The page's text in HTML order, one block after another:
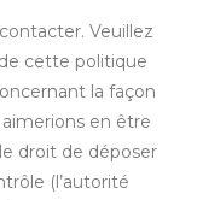
Veuillez
cette politique
la façon
en être
droit de déposer
(l’autorité